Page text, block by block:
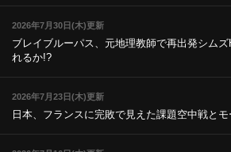
2026年7月30日(木)更新
ブレイブルーパス、元地理教師で再出発シムズ
れるか!?
2026年7月23日(木)更新
日本、フランスに完敗で見えた課題空中戦と